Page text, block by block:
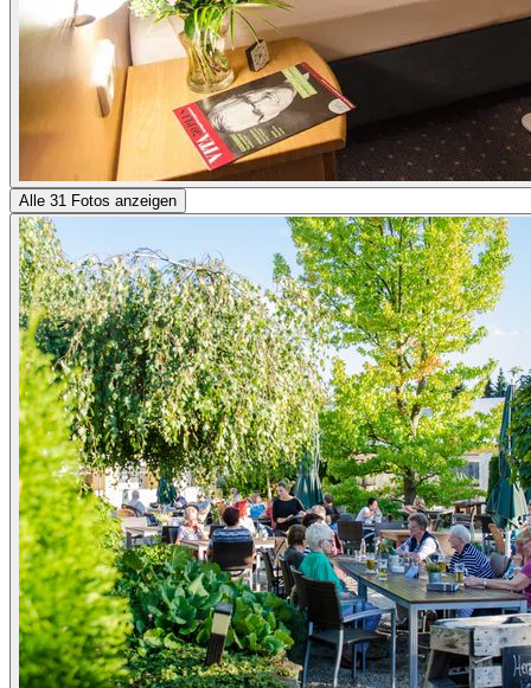
Alle 31 Fotos anzeigen